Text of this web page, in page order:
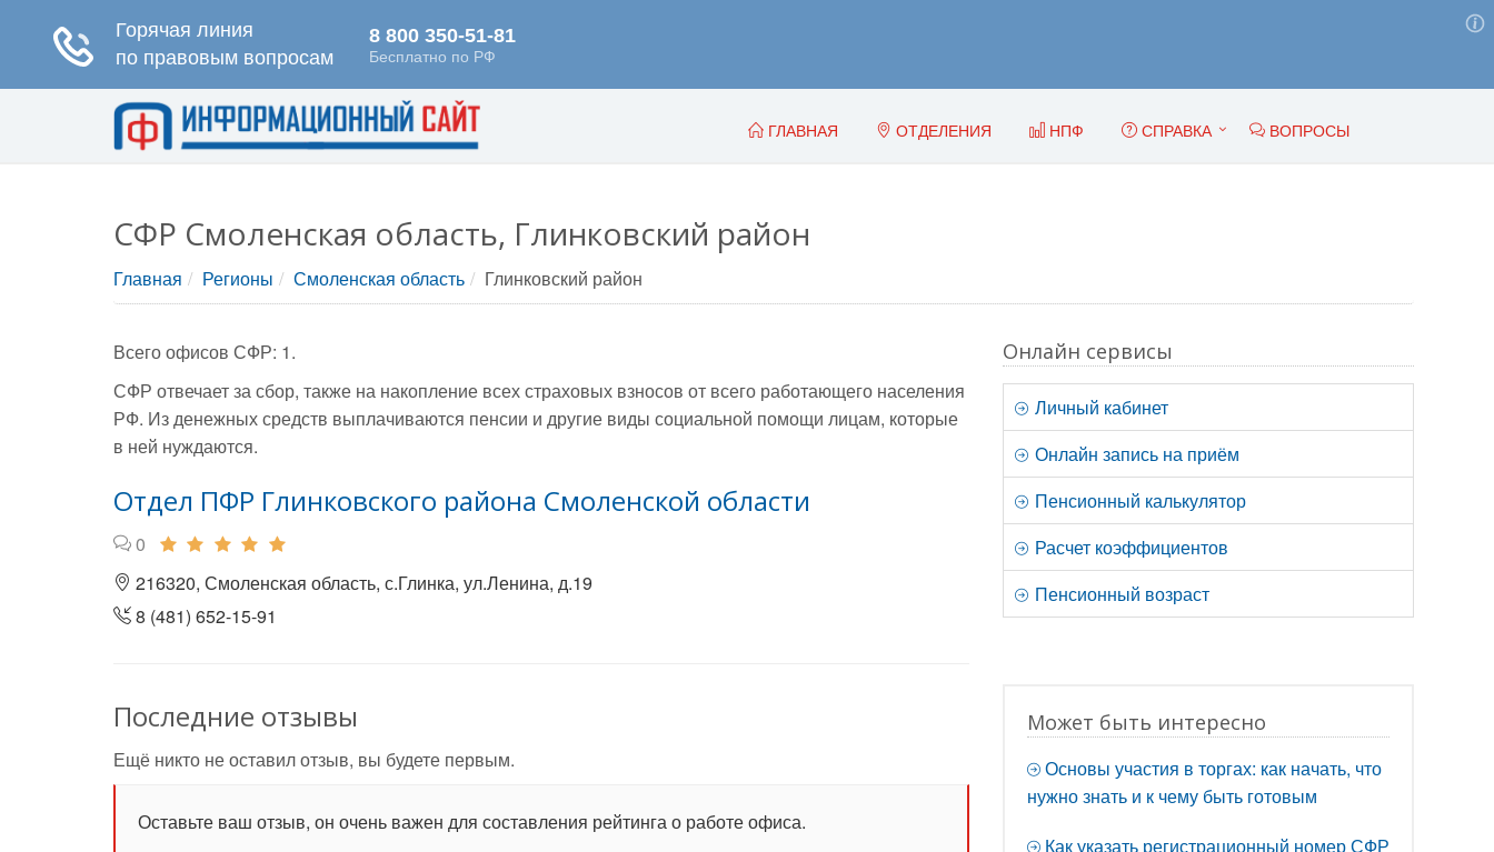
ГЛАВНАЯ ОТДЕЛЕНИЯ НПФ СПРАВКА ВОПРОСЫ
СФР Смоленская область, Глинковский район
Главная Регионы Смоленская область Глинковский район
Всего офисов СФР: 1.
СФР отвечает за сбор, также на накопление всех страховых взносов от всего работающего населения
РФ. Из денежных средств выплачиваются пенсии и другие виды социальной помощи лицам, которые
в ней нуждаются.
Отдел ПФР Глинковского района Смоленской области
0
216320, Смоленская область, с.Глинка, ул.Ленина, д.19
8 (481) 652-15-91
Последние отзывы
Ещё никто не оставил отзыв, вы будете первым.
Оставьте ваш отзыв, он очень важен для составления рейтинга о работе офиса.
Онлайн сервисы
Личный кабинет
Онлайн запись на приём
Пенсионный калькулятор
Расчет коэффициентов
Пенсионный возраст
Может быть интересно
Основы участия в торгах: как начать, что
нужно знать и к чему быть готовым
Как указать регистрационный номер СФР